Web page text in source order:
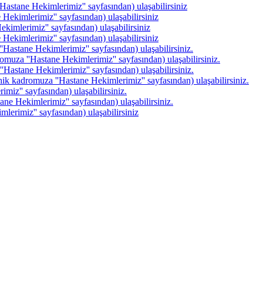
Hekimlerimiz'' sayfasından) ulaşabilirsiniz
sayfasından) ulaşabilirsiniz
sayfasından) ulaşabilirsiniz
sayfasından) ulaşabilirsiniz
Hekimlerimiz'' sayfasından) ulaşabilirsiniz.
''Hastane Hekimlerimiz'' sayfasından) ulaşabilirsiniz.
Hekimlerimiz'' sayfasından) ulaşabilirsiniz.
kadromuza ''Hastane Hekimlerimiz'' sayfasından) ulaşabilirsiniz.
sayfasından) ulaşabilirsiniz.
Hekimlerimiz'' sayfasından) ulaşabilirsiniz.
sayfasından) ulaşabilirsiniz